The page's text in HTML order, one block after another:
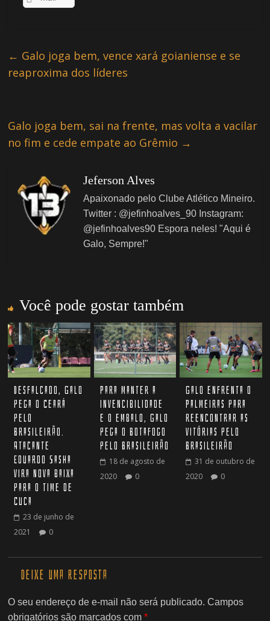
← Galo joga bem, vence xará goianiense e se
reaproxima dos líderes
Galo joga bem, sai na frente, mas volta a vacilar
no fim e cede empate ao Grêmio →
Jeferson Alves
Apaixonado pelo Clube Atlético Mineiro.
Twitter : @jefinhoalves_90 Instagram:
@jefinhoalves90 Espora neles! "Aqui é
Galo, Sempre!"
Você pode gostar também
Desfalcado, Galo
pega o Ceará
pelo
Brasileirão.
Atacante
Eduardo Sasha
vira nova baixa
para o time de
Cuca
23 de junho de
2021
0
Para manter a
invencibilidade
e o embalo, Galo
pega o Botafogo
pelo Brasileirão
18 de agosto de
2020
0
Galo enfrenta o
Palmeiras para
reencontrar as
vitórias pelo
Brasileirão
31 de outubro de
2020
0
Deixe uma resposta
O seu endereço de e-mail não será publicado. Campos
obrigatórios são marcados com*